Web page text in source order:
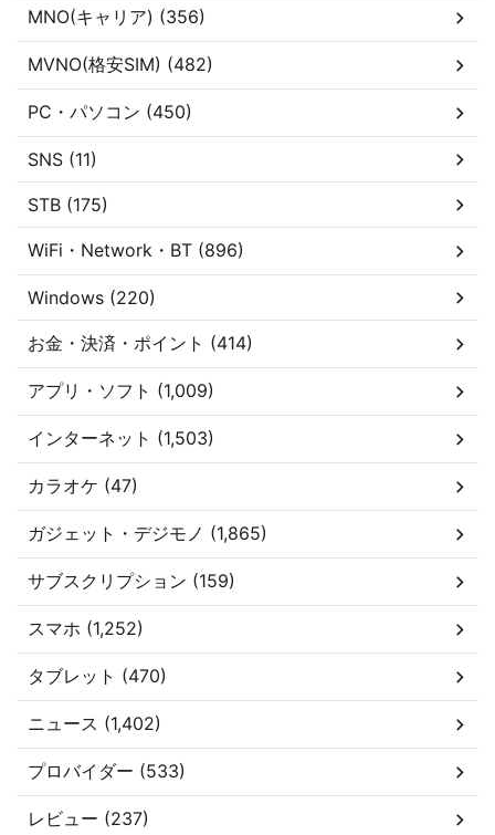
MNO(キャリア) (356)
MVNO(格安SIM) (482)
PC・パソコン (450)
SNS (11)
STB (175)
WiFi・Network・BT (896)
Windows (220)
お金・決済・ポイント (414)
アプリ・ソフト (1,009)
インターネット (1,503)
カラオケ (47)
ガジェット・デジモノ (1,865)
サブスクリプション (159)
スマホ (1,252)
タブレット (470)
ニュース (1,402)
プロバイダー (533)
レビュー (237)